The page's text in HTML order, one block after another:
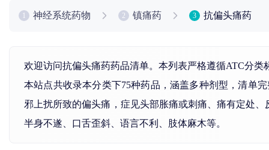
神经系统药物 2 镇痛药 3 抗偏头痛药
欢迎访问抗偏头痛药药品清单。本列表严格遵循ATC分
本站点共收录本分类下75种药品，涵盖多种剂型，清单
邪上扰所致的偏头痛，症见头部胀痛或刺痛、痛有定处
半身不遂、口舌歪斜、语言不利、肢体麻木等。